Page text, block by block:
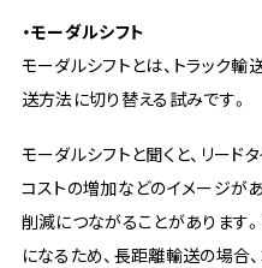
・モーダルシフト
モーダルシフトとは、トラック
送方法に切り替える試みです。
モーダルシフトと聞くと、リー
コストの増加などのイメージが
削減につながることがありま
になるため、長距離輸送の場合